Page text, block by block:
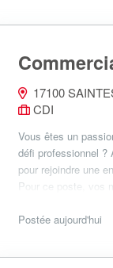
17100
CDI
Vous êtes un
défi professionnel ?
pour rejoindre une
Pour ce poste, vos
Postée aujourd'hui